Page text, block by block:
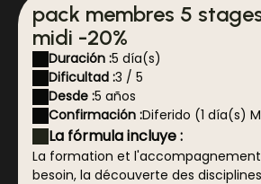
pack membres 5
midi -20%
Duración :5 día(s)
Dificultad :3 / 5
Desde :5 años
Confirmación :Diferido (1 día(s)
La fórmula incluye :
La formation et l'accompagnement
besoin, la découverte des